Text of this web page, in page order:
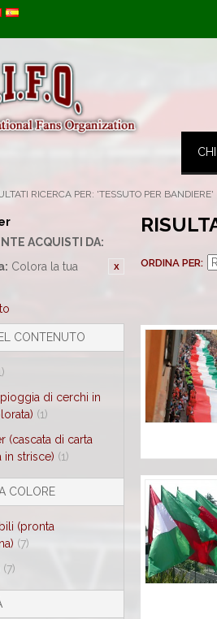
RICERCA PER: 'TESSUTO PER BANDIERE'
ACQUISTI DA:
Colora la tua
CONTENUTO
di cerchi in
(1)
(cascata di carta
in strisce) (1)
COLORE
(pronta
(7)
(7)
ORDINA PER